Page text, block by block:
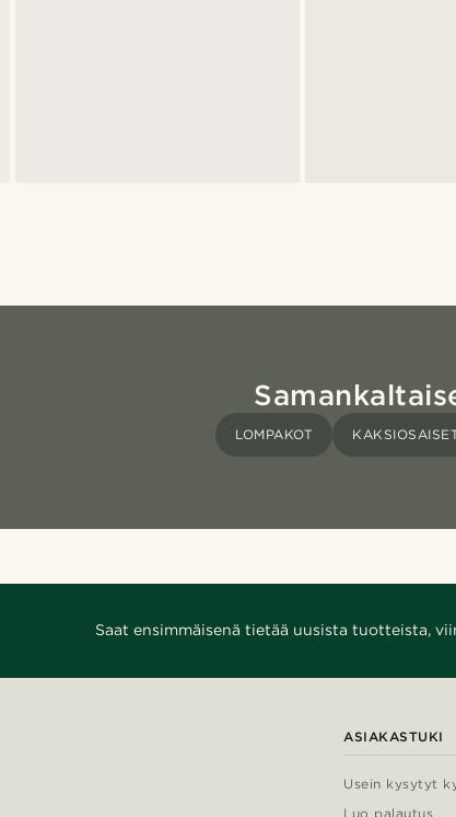
LOMPAKOT
Saat ensimmäisenä tietää uusista tuotteista,
ASIAKASTUKI
Usein kysytyt
Luo palautus